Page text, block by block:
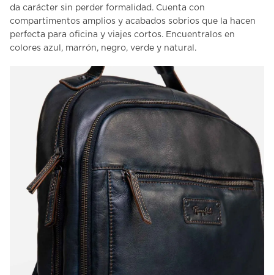
da carácter sin perder formalidad. Cuenta con
compartimentos amplios y acabados sobrios que la hacen
perfecta para oficina y viajes cortos. Encuentralos en
colores azul, marrón, negro, verde y natural.